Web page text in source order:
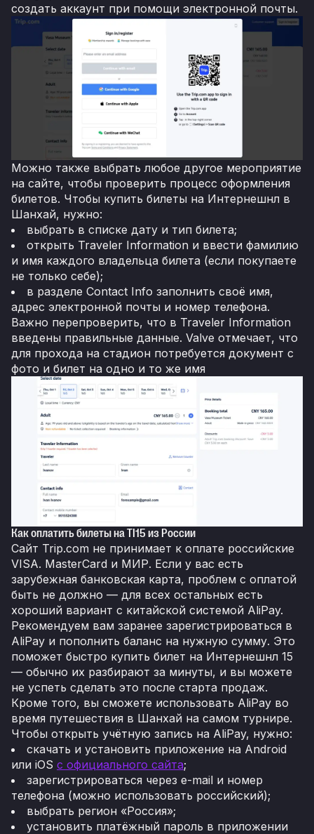
создать аккаунт при помощи электронной почты.
Можно также выбрать любое другое мероприятие
на сайте, чтобы проверить процесс оформления
билетов. Чтобы купить билеты на Интернешнл в
Шанхай, нужно:
выбрать в списке дату и тип билета;
открыть Traveler Information и ввести фамилию
и имя каждого владельца билета (если покупаете
не только себе);
в разделе Contact Info заполнить своё имя,
адрес электронной почты и номер телефона.
Важно перепроверить, что в Traveler Information
введены правильные данные. Valve отмечает, что
для прохода на стадион потребуется документ с
фото и билет на одно и то же имя
Как оплатить билеты на TI15 из России
Сайт Trip.com не принимает к оплате российские
VISA. MasterCard и МИР. Если у вас есть
зарубежная банковская карта, проблем с оплатой
быть не должно — для всех остальных есть
хороший вариант с китайской системой AliPay.
Рекомендуем вам заранее зарегистрироваться в
AliPay и пополнить баланс на нужную сумму. Это
поможет быстро купить билет на Интернешнл 15
— обычно их разбирают за минуты, и вы можете
не успеть сделать это после старта продаж.
Кроме того, вы сможете использовать AliPay во
время путешествия в Шанхай на самом турнире.
Чтобы открыть учётную запись на AliPay, нужно:
скачать и установить приложение на Android
или iOS с официального сайта;
зарегистрироваться через e-mail и номер
телефона (можно использовать российский);
выбрать регион «Россия»;
установить платёжный пароль в приложении